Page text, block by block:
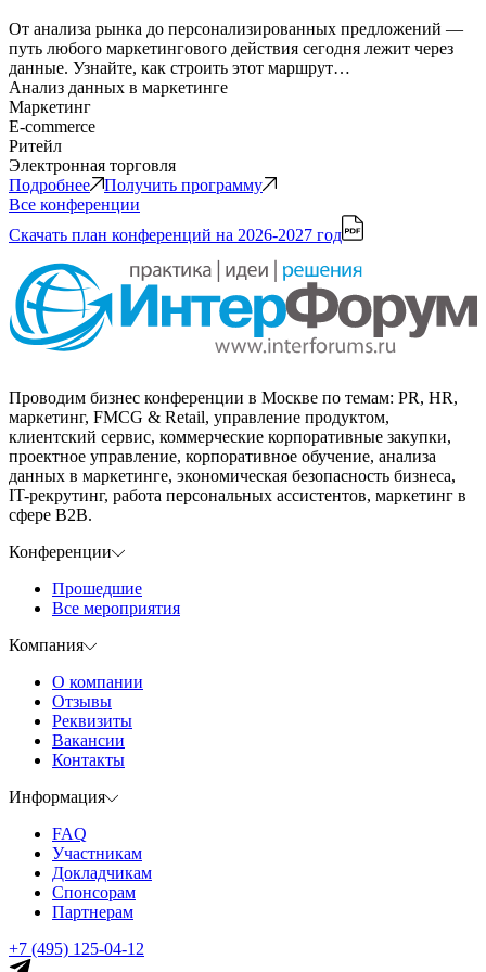
От анализа рынка до персонализированных предложений —
путь любого маркетингового действия сегодня лежит через
данные. Узнайте, как строить этот маршрут…
Анализ данных в маркетинге
Маркетинг
E-commerce
Ритейл
Электронная торговля
Подробнее
Получить программу
Все конференции
Скачать план конференций на 2026-2027 год
Проводим бизнес конференции в Москве по темам: PR, HR,
маркетинг, FMCG & Retail, управление продуктом,
клиентский сервис, коммерческие корпоративные закупки,
проектное управление, корпоративное обучение, анализа
данных в маркетинге, экономическая безопасность бизнеса,
IT-рекрутинг, работа персональных ассистентов, маркетинг в
сфере B2B.
Конференции
Прошедшие
Все мероприятия
Компания
О компании
Отзывы
Реквизиты
Вакансии
Контакты
Информация
FAQ
Участникам
Докладчикам
Спонсорам
Партнерам
+7 (495) 125-04-12